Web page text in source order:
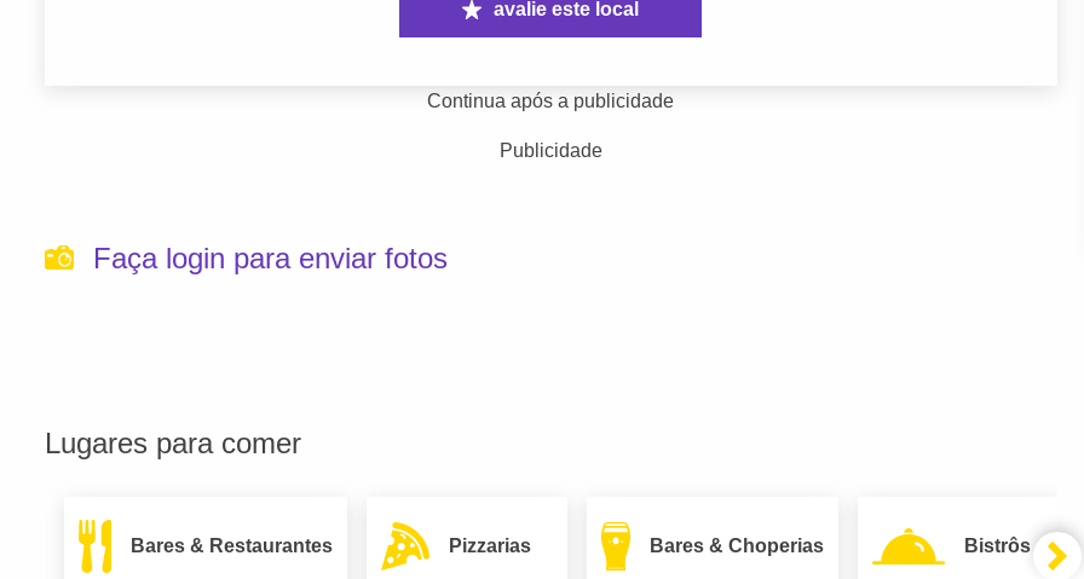
avalie este local
Continua após a publicidade
Publicidade
Faça login para enviar fotos
Lugares para comer
Bares & Restaurantes Pizzarias Bares & Choperias Bistrôs